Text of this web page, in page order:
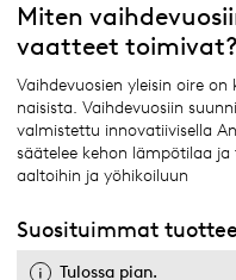
Miten
vaatteet toimivat?
Vaihdevuosien yleisin oire
naisista. Vaihdevuosiin
valmistettu innovatiivisella
säätelee kehon lämpötilaa
aaltoihin ja yöhikoiluun
Suosituimmat
Tulossa pian.